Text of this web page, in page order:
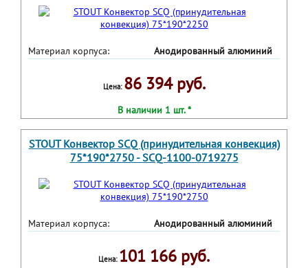
Материал корпуса: Анодированный алюминий
Цена: 86 394 руб.
В наличии 1 шт. *
STOUT Конвектор SCQ (принудительная конвекция)
75*190*2750 - SCQ-1100-0719275
Материал корпуса: Анодированный алюминий
Цена: 101 166 руб.